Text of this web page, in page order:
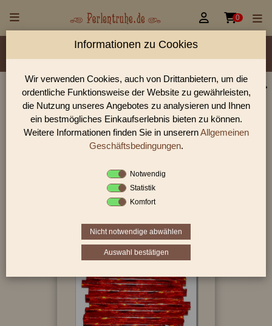
 0
Material/Glassorte Sorte/Form Farbe
Größen
Rocailles Größen Lochdurchmesser
Perlen Shop für Glasstifte/Bugles getwistet Perlen
In unserem Perlen Shop finden sie zahlreich Glasstifte/Bugles
getwistet Perlen und viele weiter Glasperlen.
Sie befinden sich in folgender Kategorie:
Glasstifte/Bugles|Glasstifte/Bugles getwistet
Informationen zu Cookies
Wir verwenden Cookies, auch von Drittanbietern, um die
ordentliche Funktionsweise der Website zu gewährleisten,
die Nutzung unseres Angebotes zu analysieren und Ihnen
ein bestmögliches Einkaufserlebnis bieten zu können.
Weitere Informationen finden Sie in unserernAllgemeinen
Geschäftsbedingungen.
Notwendig
Statistik
Komfort
Nicht notwendige abwählen
Auswahl bestätigen